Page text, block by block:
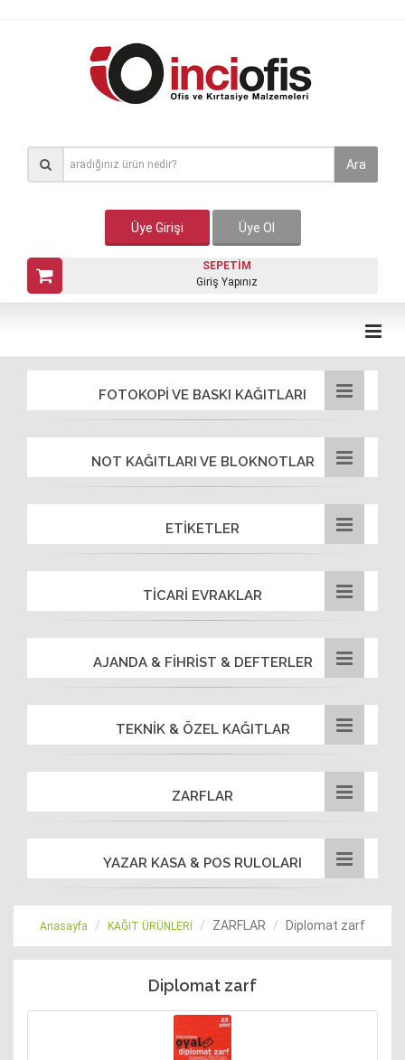
Ara
Üye Girişi Üye Ol
SEPETİM
Giriş Yapınız
FOTOKOPİ VE BASKI KAĞITLARI
NOT KAĞITLARI VE BLOKNOTLAR
ETİKETLER
TİCARİ EVRAKLAR
AJANDA & FİHRİST & DEFTERLER
TEKNİK & ÖZEL KAĞITLAR
ZARFLAR
YAZAR KASA & POS RULOLARI
Anasayfa KAĞIT ÜRÜNLERİ ZARFLAR Diplomat zarf
Diplomat zarf